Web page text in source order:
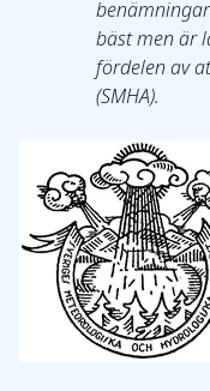
bäst men är
fördelen av
(SMHA).